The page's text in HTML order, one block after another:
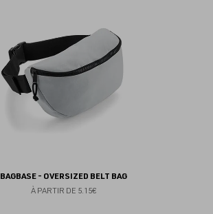
BAGBASE - OVERSIZED BELT BAG
À PARTIR DE 5.15€